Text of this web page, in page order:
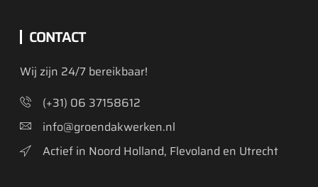
CONTACT
Wij zijn 24/7 bereikbaar!
(+31) 06 37158612
info@groendakwerken.nl
Actief in Noord Holland, Flevoland en Utrecht